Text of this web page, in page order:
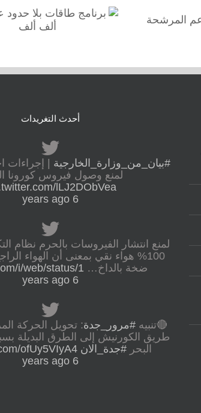
أحدث التغريدات
#بيان_من_وزارة_الخارجية | إجراءات
لمنع وصول فيروس كورونا
lLJ2DObVea
6 years ago
لمنع انتشار الفيروسات بالحرم نظام
100% هواء نقي بمعنى أن الهواء
ضخة بالداخ… i/web/status/1…
6 years ago
🔴تنبيه #مرور_جدة: تحويل الحركة
طريق الكورنيش إلى الطرق البديلة
البحر#جدة_الان ofUy5VIyA4
6 years ago